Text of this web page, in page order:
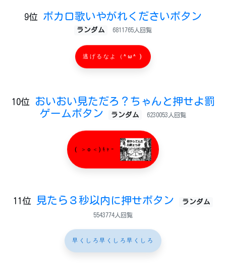
9位 ボカロ歌いやがれくださいボタン
ランダム 6811765人回覧
逃げるなよ（^ω^ )
10位
おいおい見ただろ？ちゃんと押せよ罰
ゲームボタン
ランダム 6230053人回覧
( ＞o＜)ｷｬｰ
11位 見たら３秒以内に押せボタン ランダム
5543774人回覧
早くしろ早くしろ早くしろ